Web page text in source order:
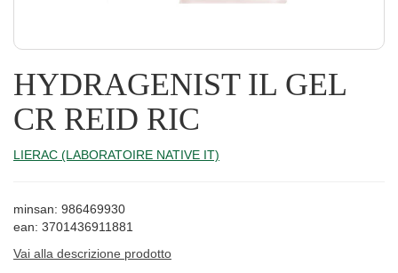
HYDRAGENIST IL GEL
CR REID RIC
LIERAC (LABORATOIRE NATIVE IT)
minsan: 986469930
ean: 3701436911881
Vai alla descrizione prodotto